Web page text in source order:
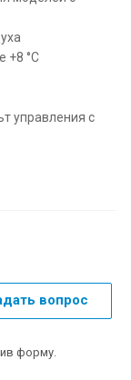
+8 °С
управления с
вопрос
форму.